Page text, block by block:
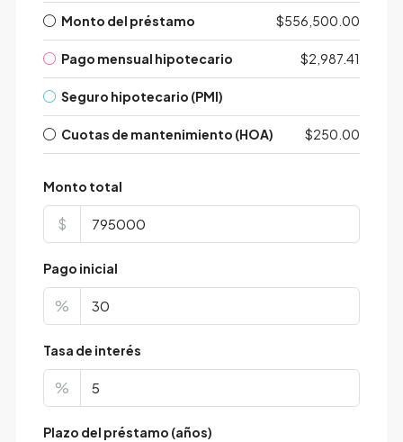
Monto del préstamo $556,500.00
Pago mensual hipotecario $2,987.41
Seguro hipotecario (PMI)
Cuotas de mantenimiento (HOA) $250.00
Monto total
$
Pago inicial
%
Tasa de interés
%
Plazo del préstamo (años)